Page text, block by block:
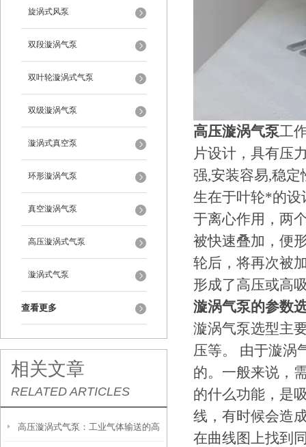
旋涡式风泵
双段漩涡气泵
双叶轮漩涡式气泵
双级漩涡气泵
漩涡式真空泵
环形漩涡气泵
真空漩涡气泵
高压漩涡式气泵
漩涡式气泵
查看更多
相关文章
RELATED ARTICLES
高压漩涡式气泵：工业气体输送的高
高压漩涡气泵工
片设计，具有压
强,安装容易,稳
生在于叶轮*的设
于离心作用，两
被快速叠加，便
轮后，将再次被
形成了高压或高
漩涡气泵的参数
漩涡气泵选型主
压等。 由于漩涡
的。一般来说，
的什么功能，是
线，有时候会造
在曲线图上找到